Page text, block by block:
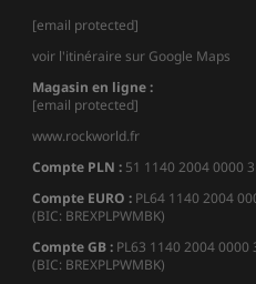
[email protected]
voir l'itinéraire sur Google Maps
Magasin en ligne :
[email protected]
www.rockworld.fr
Compte PLN : 51 1140 2004 0000
Compte EURO : PL64 1140 2004
(BIC: BREXPLPWMBK)
Compte GB : PL63 1140 2004 0000
(BIC: BREXPLPWMBK)